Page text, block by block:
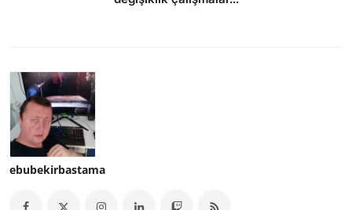
ebubekirbastama